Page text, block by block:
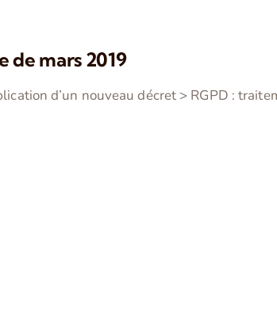
de mars 2019
d’un nouveau décret > RGPD :